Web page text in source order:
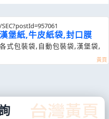
堡紙,牛皮紙袋,封口膜
式包裝袋,自動包裝袋,漢堡袋,